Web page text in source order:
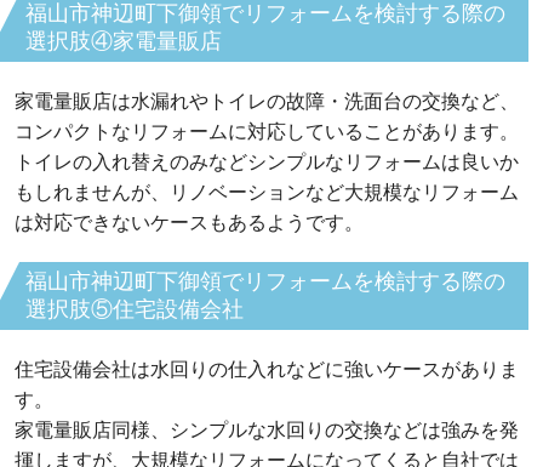
福山市神辺町下御領でリフォームを検討する際の
選択肢④家電量販店
家電量販店は水漏れやトイレの故障・洗面台の交換など、
コンパクトなリフォームに対応していることがあります。
トイレの入れ替えのみなどシンプルなリフォームは良いか
もしれませんが、リノベーションなど大規模なリフォーム
は対応できないケースもあるようです。
福山市神辺町下御領でリフォームを検討する際の
選択肢⑤住宅設備会社
住宅設備会社は水回りの仕入れなどに強いケースがありま
す。
家電量販店同様、シンプルな水回りの交換などは強みを発
揮しますが、大規模なリフォームになってくると自社では